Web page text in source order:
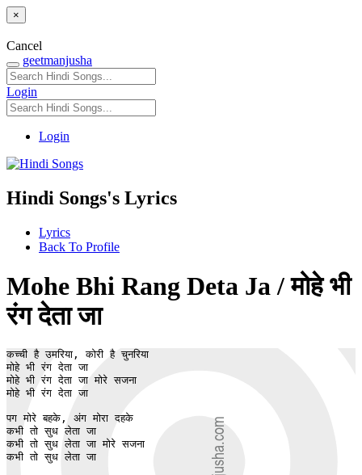
×
Cancel
geetmanjusha
Login
Login
Hindi Songs's Lyrics
Lyrics
Back To Profile
Mohe Bhi Rang Deta Ja / मोहे भी
रंग देता जा
कच्ची है उमरिया, कोरी है चुनरिया
मोहे भी रंग देता जा
मोहे भी रंग देता जा मोरे सजना
मोहे भी रंग देता जा
पग मोरे बहके, अंग मोरा दहके
कभी तो सुध लेता जा
कभी तो सुध लेता जा मोरे सजना
कभी तो सुध लेता जा